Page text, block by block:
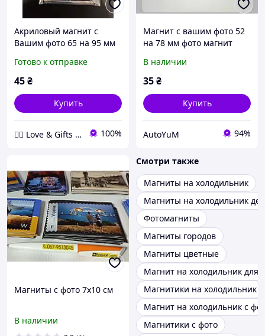
Акриловый магнит с
Вашим фото 65 на 95 мм
Готово к отправке
45₴
Купить
❤️‍🔥 Love & Gifts 🎁 100%
Магнит с вашим фото 52
на 78 мм фото магнит
В наличии
35₴
Купить
AutoYuM 94%
Магниты с фото 7х10 см
В наличии
Смотри также
Магниты на холодильник
Магниты на холодильник
Фотомагниты
Магниты городов
Магниты цветные
Магнит на холодильник для
Магнитики на холодильник
Магнит на холодильник с
Магнитики с фото